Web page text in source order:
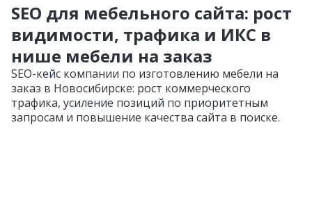
SEO для мебельного сайта: рост
видимости, трафика и ИКС в
нише мебели на заказ
SEO-кейс компании по изготовлению мебели на
заказ в Новосибирске: рост коммерческого
трафика, усиление позиций по приоритетным
запросам и повышение качества сайта в поиске.